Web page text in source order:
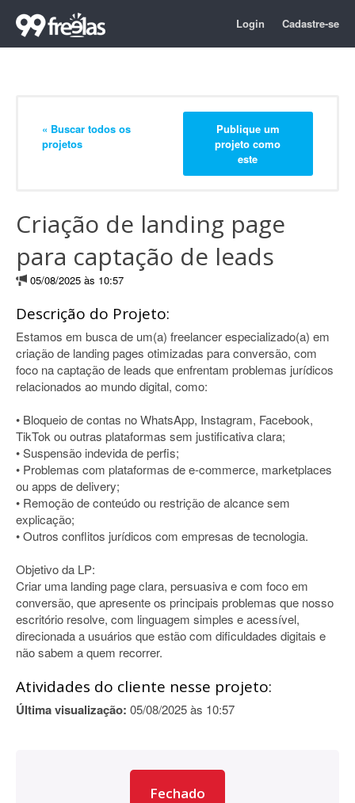
Login Cadastre-se
« Buscar todos os
projetos
Publique um
projeto como
este
Criação de landing page
para captação de leads
05/08/2025 às 10:57
Descrição do Projeto:
Estamos em busca de um(a) freelancer especializado(a) em
criação de landing pages otimizadas para conversão, com
foco na captação de leads que enfrentam problemas jurídicos
relacionados ao mundo digital, como:
• Bloqueio de contas no WhatsApp, Instagram, Facebook,
TikTok ou outras plataformas sem justificativa clara;
• Suspensão indevida de perfis;
• Problemas com plataformas de e-commerce, marketplaces
ou apps de delivery;
• Remoção de conteúdo ou restrição de alcance sem
explicação;
• Outros conflitos jurídicos com empresas de tecnologia.
Objetivo da LP:
Criar uma landing page clara, persuasiva e com foco em
conversão, que apresente os principais problemas que nosso
escritório resolve, com linguagem simples e acessível,
direcionada a usuários que estão com dificuldades digitais e
não sabem a quem recorrer.
Atividades do cliente nesse projeto:
Última visualização: 05/08/2025 às 10:57
Fechado